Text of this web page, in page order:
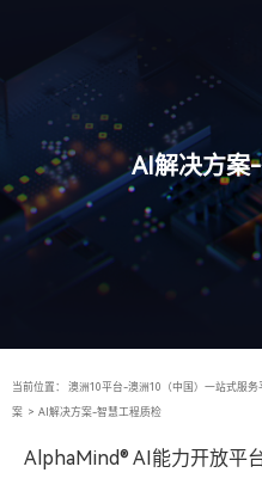
AI解决方案
当前位置： 澳洲10平台-澳洲10（中国）一站式服务
案 > AI解决方案-智慧工程质检
AlphaMind® AI能力开放平